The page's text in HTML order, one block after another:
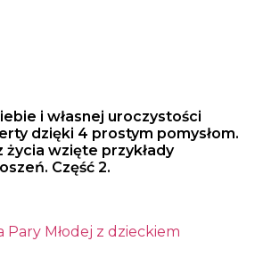
i własnej uroczystości
dzięki 4 prostym pomysłom.
życia wzięte przykłady
Część 2.